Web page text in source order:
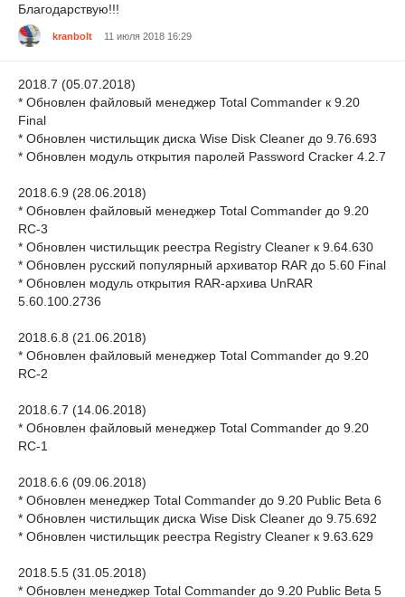
Благодарствую!!!
kranbolt 11 июля 2018 16:29
2018.7 (05.07.2018)
* Обновлен файловый менеджер Total Commander к 9.20
Final
* Обновлен чистильщик диска Wise Disk Cleaner до 9.76.693
* Обновлен модуль открытия паролей Password Cracker 4.2.7
2018.6.9 (28.06.2018)
* Обновлен файловый менеджер Total Commander до 9.20
RC-3
* Обновлен чистильщик реестра Registry Cleaner к 9.64.630
* Обновлен русский популярный архиватор RAR до 5.60 Final
* Обновлен модуль открытия RAR-архива UnRAR
5.60.100.2736
2018.6.8 (21.06.2018)
* Обновлен файловый менеджер Total Commander до 9.20
RC-2
2018.6.7 (14.06.2018)
* Обновлен файловый менеджер Total Commander до 9.20
RC-1
2018.6.6 (09.06.2018)
* Обновлен менеджер Total Commander до 9.20 Public Beta 6
* Обновлен чистильщик диска Wise Disk Cleaner до 9.75.692
* Обновлен чистильщик реестра Registry Cleaner к 9.63.629
2018.5.5 (31.05.2018)
* Обновлен менеджер Total Commander до 9.20 Public Beta 5